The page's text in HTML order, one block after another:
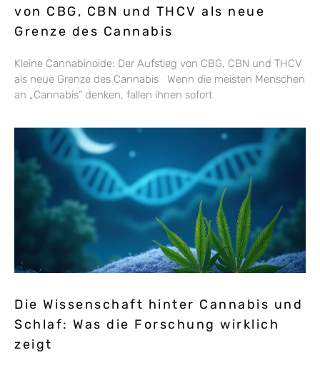
von CBG, CBN und THCV als neue
Grenze des Cannabis
Kleine Cannabinoide: Der Aufstieg von CBG, CBN und THCV
als neue Grenze des Cannabis Wenn die meisten Menschen
an „Cannabis“ denken, fallen ihnen sofort
Die Wissenschaft hinter Cannabis und
Schlaf: Was die Forschung wirklich
zeigt